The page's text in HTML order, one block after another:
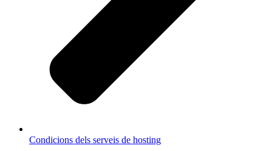
Condicions dels serveis de hosting